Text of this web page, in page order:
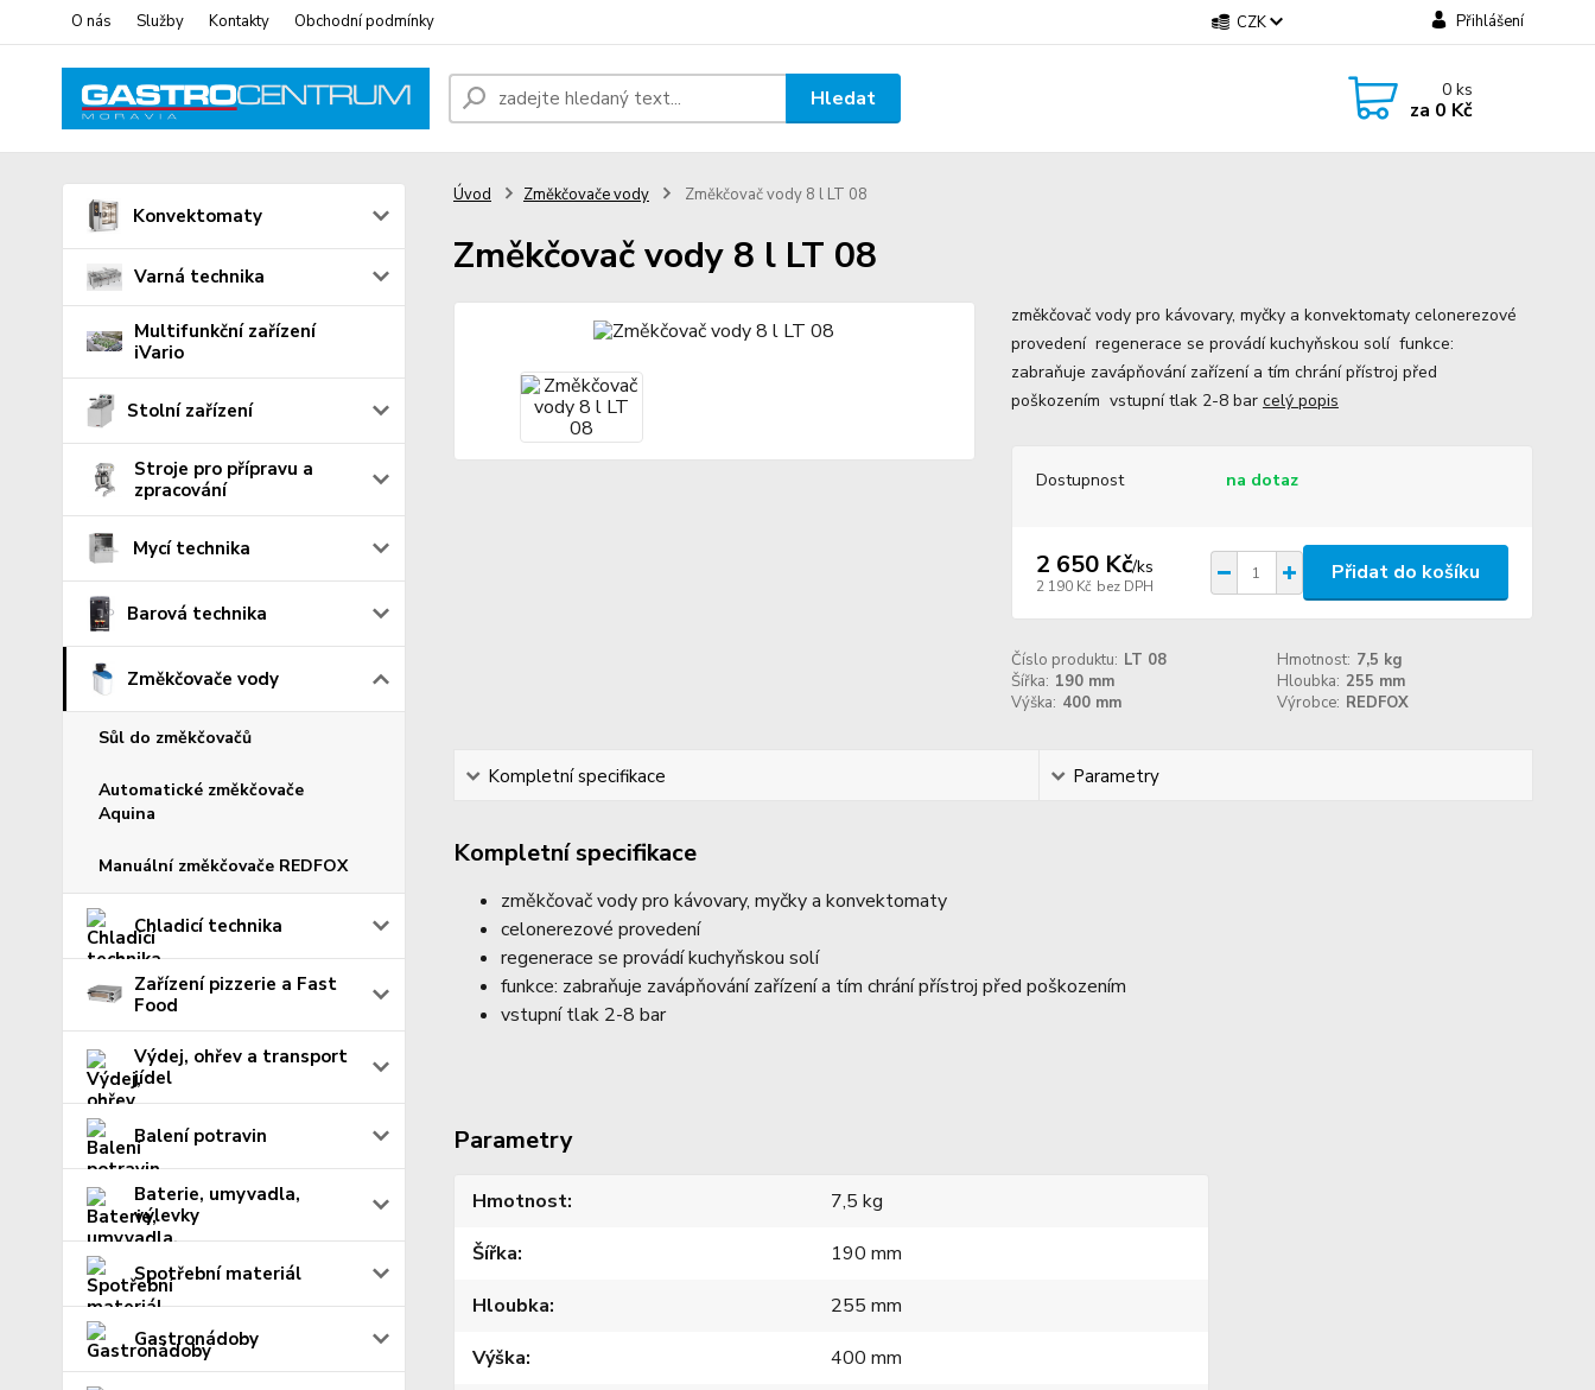
O nás Služby Kontakty Obchodní podmínky CZK Přihlášení
Hledat 0ks
za 0 Kč
Konvektomaty
Varná technika
Multifunkční zařízení
iVario
Stolní zařízení
Stroje pro přípravu a
zpracování
Mycí technika
Barová technika
Změkčovače vody
Sůl do změkčovačů
Automatické změkčovače
Aquina
Manuální změkčovače REDFOX
Chladicí technika
Zařízení pizzerie a Fast
Food
Výdej, ohřev a transport
jídel
Balení potravin
Baterie, umyvadla,
výlevky
Spotřební materiál
Gastronádoby
Úvod Změkčovače vody Změkčovač vody 8 l LT 08
Změkčovač vody 8 l LT 08
změkčovač vody pro kávovary, myčky a konvektomaty celonerezové
provedení regenerace se provádí kuchyňskou solí funkce:
zabraňuje zavápňování zařízení a tím chrání přístroj před
poškozením vstupní tlak 2-8 bar celý popis
Dostupnost na dotaz
2 650 Kč/ks
2 190 Kč bez DPH
Přidat do košíku
Číslo produktu: LT 08 Hmotnost: 7,5 kg
Šířka: 190 mm Hloubka: 255 mm
Výška: 400 mm Výrobce: REDFOX
Kompletní specifikace Parametry
Kompletní specifikace
změkčovač vody pro kávovary, myčky a konvektomaty
celonerezové provedení
regenerace se provádí kuchyňskou solí
funkce: zabraňuje zavápňování zařízení a tím chrání přístroj před poškozením
vstupní tlak 2-8 bar
Parametry
Hmotnost
7,5 kg
Šířka
190 mm
Hloubka
255 mm
Výška
400 mm